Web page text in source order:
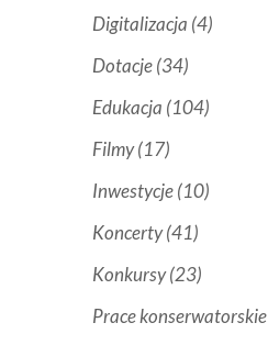
Digitalizacja (4)
Dotacje(34)
Edukacja (104)
Filmy(17)
Inwestycje(10)
Koncerty(41)
Konkursy(23)
Prace konserwatorskie